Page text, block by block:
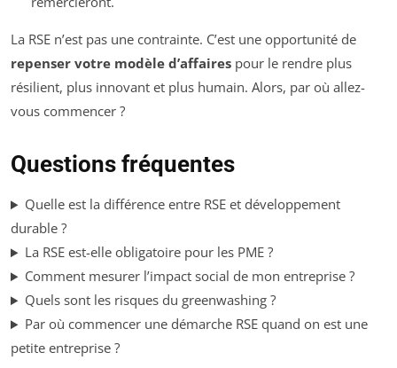
La RSE n’est pas une contrainte. C’est une opportunité de
repenser votre modèle d’affaires pour le rendre plus
résilient, plus innovant et plus humain. Alors, par où allez-
vous commencer ?
Questions fréquentes
Quelle est la différence entre RSE et développement
durable ?
La RSE est-elle obligatoire pour les PME ?
Comment mesurer l’impact social de mon entreprise ?
Quels sont les risques du greenwashing ?
Par où commencer une démarche RSE quand on est une
petite entreprise ?